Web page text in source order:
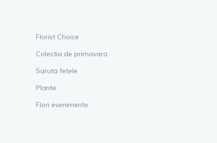
Florist Choice
Colectia de primavara
Saruta fetele
Plante
Flori evenimente